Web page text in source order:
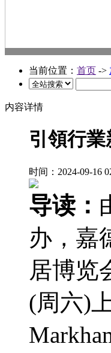
当前位置： 首页 ->
内容详情
引領行
时间：2024-09-16
导读：
办，嘉
居博览
(周六)